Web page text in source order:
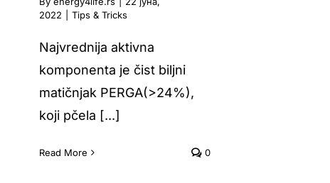
2022
Tips & Tricks
Najvrednija aktivna
komponenta je čist biljni
matičnjak PERGA(>24%),
koji pčela [...]
Read More 0